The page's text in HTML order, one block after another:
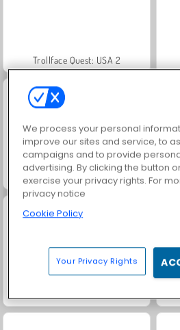
Trollface Quest: USA 2
Masha and the Bear: Meadows
We process your personal
improve our sites and service, to
campaigns and to provide
advertising. By clicking the button
exercise your privacy rights. For
privacy notice
Cookie Policy
Your Privacy Rights